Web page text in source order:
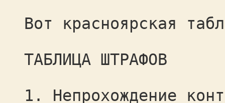
Вот красноярская
ТАБЛИЦА ШТРАФОВ
1. Непрохождение